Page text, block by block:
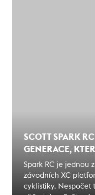
SCOTT SPARK
GENERACE,
Spark RC je jednou
závodních XC
cyklistiky. Nespočet